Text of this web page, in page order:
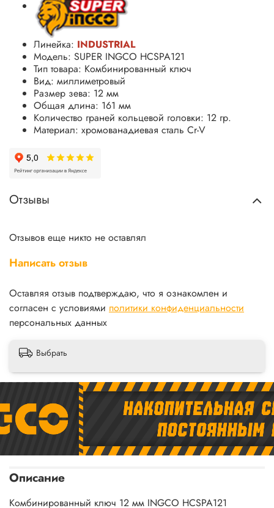
Линейка: INDUSTRIAL
Модель: SUPER INGCO HCSPA121
Тип товара: Комбинированный ключ
Вид: миллиметровый
Размер зева: 12 мм
Общая длина: 161 мм
Количество граней кольцевой головки: 12 гр.
Материал: хромованадиевая сталь Cr-V
Отзывы
Отзывов еще никто не оставлял
Написать отзыв
Оставляя отзыв подтверждаю, что я ознакомлен и
согласен с условиями политики конфиденциальности
персональных данных
Выбрать
Описание
Комбинированный ключ 12 мм INGCO HCSPA121